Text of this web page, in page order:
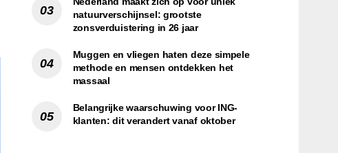
natuurverschijnsel: grootste
zonsverduistering in 26 jaar
Muggen en vliegen haten deze simpele
methode en mensen ontdekken het
massaal
Belangrijke waarschuwing voor ING-
klanten: dit verandert vanaf oktober